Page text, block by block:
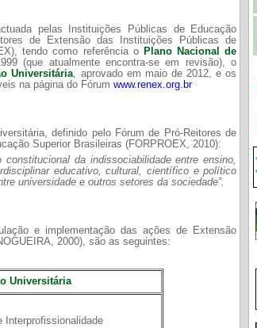
pelas Instituições Públicas de Educação
de Extensão das Instituições Públicas de
tendo como referência o Plano Nacional de
(que atualmente encontra-se em revisão), o
Universitária, aprovado em maio de 2012, e os
na página do Fórum www.renex.org.br
definido pelo Fórum de Pró-Reitores de
Superior Brasileiras (FORPROEX, 2010):
da indissociabilidade entre ensino,
educativo, cultural, científico e político
universidade e outros setores da sociedade”.
e implementação das ações de Extensão
2000), são as seguintes:
Universitária